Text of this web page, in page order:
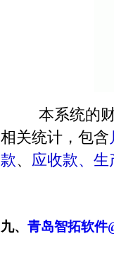
本系统的财
相关统计，包含
款、 应收款、生
九、 青岛智拓软件